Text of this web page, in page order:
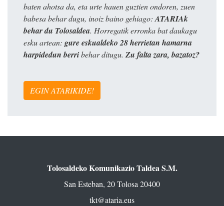
baten ahotsa da, eta urte hauen guztien ondoren, zuen
babesa behar dugu, inoiz baino gehiago: ATARIAk
behar du Tolosaldea. Horregatik erronka bat daukagu
esku artean: gure eskualdeko 28 herrietan hamarna
harpidedun berribehar ditugu. Zu falta zara, bazatoz?
EGIN ATARIKIDE!
Tolosaldeko Komunikazio Taldea S.M.
San Esteban, 20 Tolosa 20400
tkt@ataria.eus